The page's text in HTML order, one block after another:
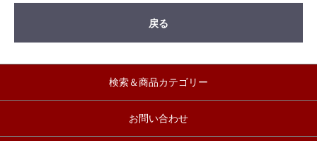
戻る
検索＆商品カテゴリー
お問い合わせ